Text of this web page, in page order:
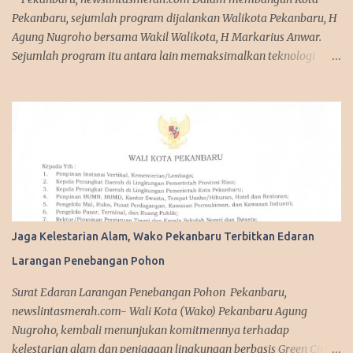
Pekanbaru ada lima kepala daerah lainnya yang mengikuti wo...
Pekanbaru, sejumlah program dijalankan Walikota Pekanbaru, H
Agung Nugroho bersama Wakil Walikota, H Markarius Anwar.
Sejumlah program itu antara lain memaksimalkan teknologi
kampanye. "Kita sedang mempersiapkan aplikasi yang bisa
diakses masyarakat. Jadi segala urusan cukup diakses
menggunakan smartphone saja, missal penerbitan KTP dan
adiministrasi kependudukan lainnya," urai Agung. Srategi dalam
memanfaatkan media sosial diakui Agung Nugroho sangat
membantu dalam menyampaikan informasi dan kebijakan
kepada publik semenjak ia menjabat sebagai Wakil Ketua DPRD
Provinsi Riau. Ini disampaikan Walikota Pekanbaru, Agung
Nugroho saat melakukan silaturahmi dengan managemen Tribun
(13/3/2025). Dalam agenda silaturahmi, Agung Nugroho tampak
Jaga Kelestarian Alam, Wako Pekanbaru Terbitkan Edaran
Larangan Penebangan Pohon
Surat Edaran Larangan Penebangan Pohon Pekanbaru,
newslintasmerah.com- Wali Kota (Wako) Pekanbaru Agung
Nugroho, kembali menunjukan komitmennya terhadap
kelestarian alam dan penjagaan lingkungan berbasis Green City.